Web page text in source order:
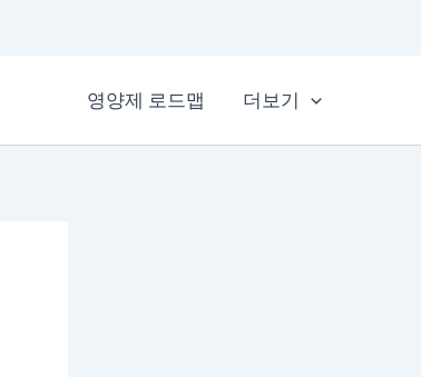
영양제 로드맵 더보기